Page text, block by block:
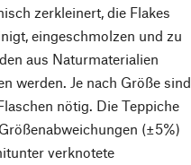
zerkleinert, die Flakes
eingeschmolzen und zu
aus Naturmaterialien
werden. Je nach Größe sind
nötig. Die Teppiche
(±5%)
verknotete